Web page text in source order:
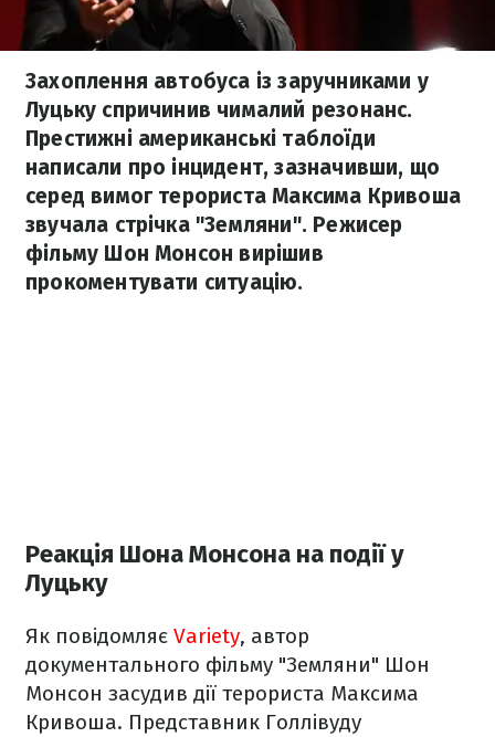
Захоплення автобуса із заручниками у
Луцьку спричинив чималий резонанс.
Престижні американські таблоїди
написали про інцидент, зазначивши, що
серед вимог терориста Максима Кривоша
звучала стрічка "Земляни". Режисер
фільму Шон Монсон вирішив
прокоментувати ситуацію.
Реакція Шона Монсона на події у
Луцьку
Як повідомляє Variety, автор
документального фільму "Земляни" Шон
Монсон засудив дії терориста Максима
Кривоша. Представник Голлівуду